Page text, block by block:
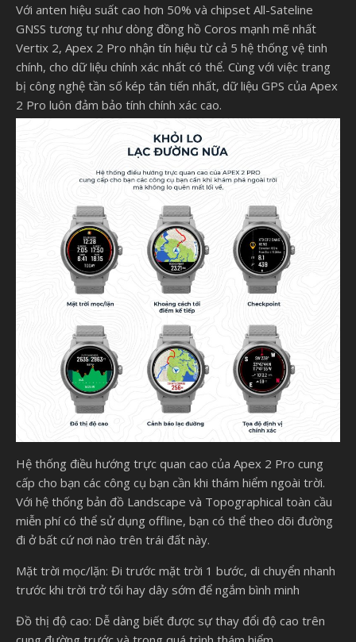
Với anten hiệu suất cao hơn 50% và chipset All-Sateline
GNSS tương tự như dòng đồng hồ Coros mạnh mẽ nhất
Vertix 2, Apex 2 Pro nhận tín hiệu từ cả 5 hệ thống vệ tinh
chính, cho dữ liệu chính xác nhất có thể. Cùng với việc trang
bị công nghệ tần số kép tân tiến nhất, dữ liệu GPS của Apex
2 Pro luôn đảm bảo tính chính xác cao.
Hệ thống điều hướng trực quan cao của Apex 2 Pro cung
cấp cho bạn các công cụ bạn cần khi thám hiểm ngoài trời.
Với hệ thống bản đồ Landscape và Topographical toàn cầu
miễn phí có thể sử dụng offline, bạn có thể theo dõi đường
đi ở bất cứ nơi nào trên trái đất này.
Mặt trời mọc/lặn: Đi trước mặt trời 1 bước, di chuyển nhanh
trước khi trời trở tối hay dây sớm để ngắm bình minh
Đồ thị độ cao: Dễ dàng biết được sự thay đổi độ cao trên